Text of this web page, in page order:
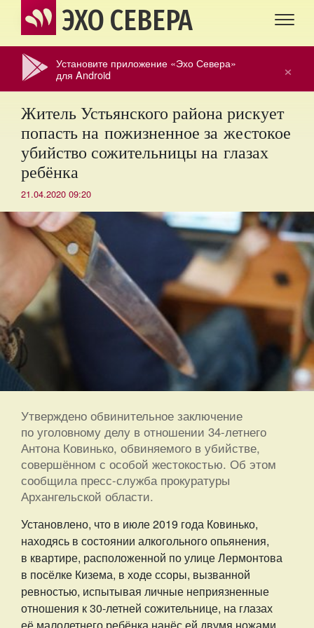
ЭХО СЕВЕРА
×
Установите приложение «Эхо Севера»
для Android
Житель Устьянского района рискует
попасть на пожизненное за жестокое
убийство сожительницы на глазах
ребёнка
21.04.2020 09:20
Утверждено обвинительное заключение
по уголовному делу в отношении 34-летнего
Антона Ковинько, обвиняемого в убийстве,
совершённом с особой жестокостью. Об этом
сообщила пресс-служба прокуратуры
Архангельской области.
Установлено, что в июле 2019 года Ковинько,
находясь в состоянии алкогольного опьянения,
в квартире, расположенной по улице Лермонтова
в посёлке Кизема, в ходе ссоры, вызванной
ревностью, испытывая личные неприязненные
отношения к 30-летней сожительнице, на глазах